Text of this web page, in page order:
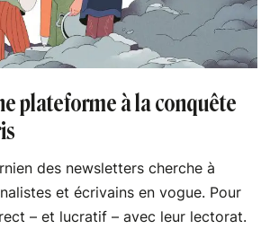
plateforme à la conquête
des newsletters cherche à
et écrivains en vogue. Pour
– et lucratif – avec leur lectorat.